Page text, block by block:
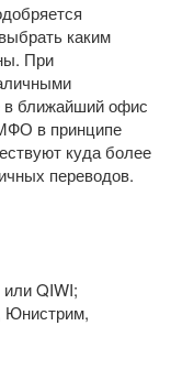
каким
При
в ближайший офис
в принципе
куда более
переводов.
QIWI;
Юнистрим,